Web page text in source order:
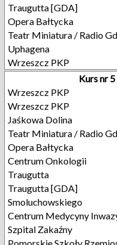
Traugutta [GDA]
Opera Bałtycka
Teatr Miniatura / Radio
Uphagena
Wrzeszcz PKP
Kurs nr
Wrzeszcz PKP
Wrzeszcz PKP
Jaśkowa Dolina
Teatr Miniatura / Radio
Opera Bałtycka
Centrum Onkologii
Traugutta
Traugutta [GDA]
Smoluchowskiego
Centrum Medycyny
Szpital Zakaźny